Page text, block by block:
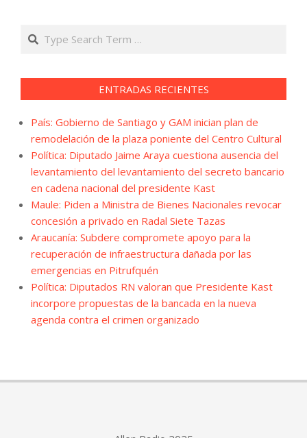
Search
ENTRADAS RECIENTES
País: Gobierno de Santiago y GAM inician plan de
remodelación de la plaza poniente del Centro Cultural
Política: Diputado Jaime Araya cuestiona ausencia del
levantamiento del levantamiento del secreto bancario
en cadena nacional del presidente Kast
Maule: Piden a Ministra de Bienes Nacionales revocar
concesión a privado en Radal Siete Tazas
Araucanía: Subdere compromete apoyo para la
recuperación de infraestructura dañada por las
emergencias en Pitrufquén
Política: Diputados RN valoran que Presidente Kast
incorpore propuestas de la bancada en la nueva
agenda contra el crimen organizado